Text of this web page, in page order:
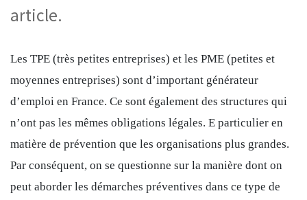
article.
Les TPE (très petites entreprises) et les PME (petites et
moyennes entreprises) sont d’important générateur
d’emploi en France. Ce sont également des structures qui
n’ont pas les mêmes obligations légales. E particulier en
matière de prévention que les organisations plus grandes.
Par conséquent, on se questionne sur la manière dont on
peut aborder les démarches préventives dans ce type de